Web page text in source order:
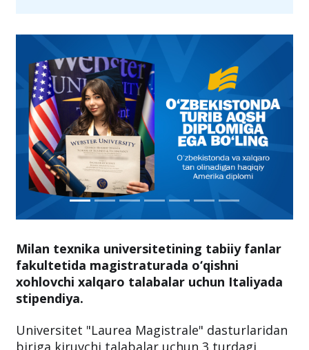
Milan texnika universitetining tabiiy fanlar
fakultetida magistraturada o‘qishni
xohlovchi xalqaro talabalar uchun Italiyada
stipendiya.
Universitet "Laurea Magistrale" dasturlaridan
biriga kiruvchi talabalar uchun 3 turdagi